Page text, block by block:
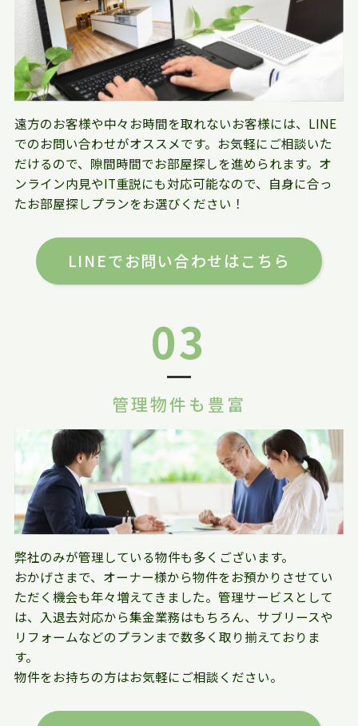
遠方のお客様や中々お時間を取れないお客様には、LINE
でのお問い合わせがオススメです。お気軽にご相談いた
だけるので、隙間時間でお部屋探しを進められます。オ
ンライン内見やIT重説にも対応可能なので、自身に合っ
たお部屋探しプランをお選びください！
LINEでお問い合わせはこちら
03
管理物件も豊富
弊社のみが管理している物件も多くございます。
おかげさまで、オーナー様から物件をお預かりさせてい
ただく機会も年々増えてきました。管理サービスとして
は、入退去対応から集金業務はもちろん、サブリースや
リフォームなどのプランまで数多く取り揃えておりま
す。
物件をお持ちの方はお気軽にご相談ください。